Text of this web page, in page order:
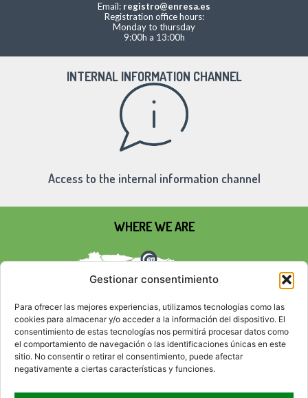
Gestionar consentimiento
Para ofrecer las mejores experiencias, utilizamos tecnologías como las
cookies para almacenar y/o acceder a la información del dispositivo. El
consentimiento de estas tecnologías nos permitirá procesar datos como
el comportamiento de navegación o las identificaciones únicas en este
sitio. No consentir o retirar el consentimiento, puede afectar
negativamente a ciertas características y funciones.
Email: registro@enresa.es
Registration office hours:
Monday to thursday
9:00h a 13:00h
INTERNAL INFORMATION CHANNEL
Access to the internal information channel
WHERE WE ARE